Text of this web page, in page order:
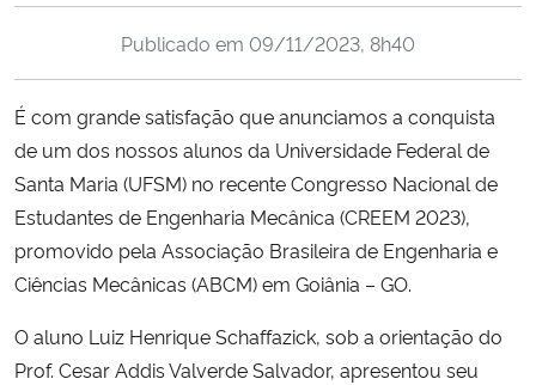
Ministério da Ciência, Tecnologia, Inovações e Comunicações
Ministério do Meio Ambiente
Ministério do Turismo
Ministério do Desenvolvimento Regional
Publicado em 09/11/2023, 8h40
É com grande satisfação que anunciamos a conquista
de um dos nossos alunos da Universidade Federal de
Santa Maria (UFSM) no recente Congresso Nacional de
Estudantes de Engenharia Mecânica (CREEM 2023),
promovido pela Associação Brasileira de Engenharia e
Ciências Mecânicas (ABCM) em Goiânia – GO.
O aluno Luiz Henrique Schaffazick, sob a orientação do
Prof. Cesar Addis Valverde Salvador, apresentou seu